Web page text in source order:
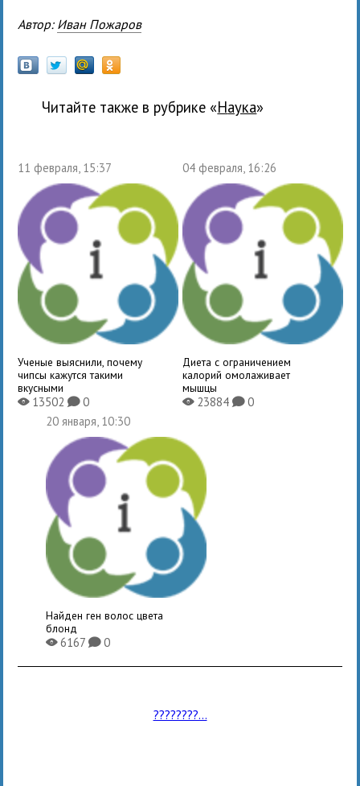
Автор: Иван Пожаров
Читайте также в рубрике « наука»
11 февраля, 15:37
Ученые выяснили, почему
чипсы кажутся такими
вкусными
X13502K0
04 февраля, 16:26
Диета с ограничением
калорий омолаживает
мышцы
X23884 K0
20 января, 10:30
Найден ген волос цвета
блонд
X6167K0
????????...